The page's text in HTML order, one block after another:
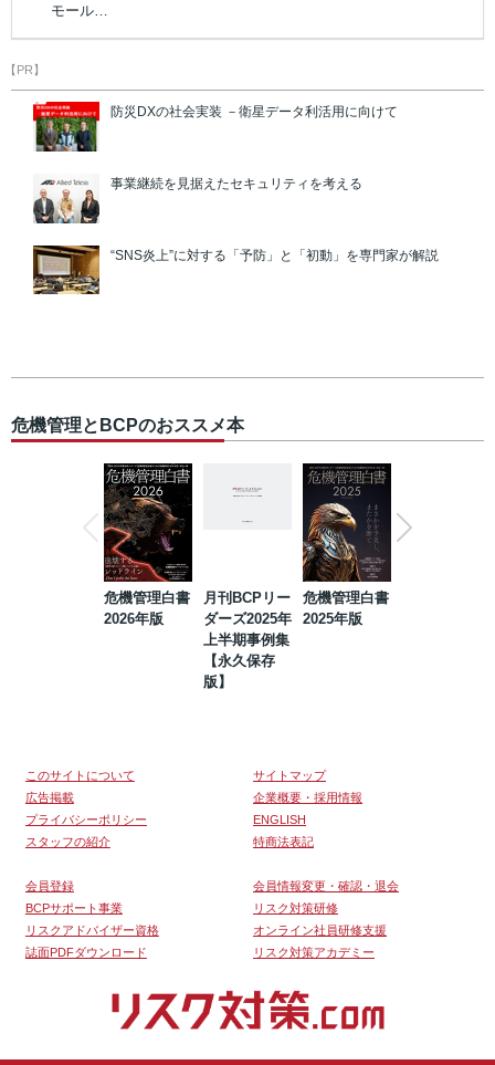
モール…
【PR】
防災DXの社会実装 －衛星データ利活用に向けて
事業継続を見据えたセキュリティを考える
“SNS炎上”に対する「予防」と「初動」を専門家が解説
危機管理とBCPのおススメ本
危機管理白書
2026年版
月刊BCPリー
ダーズ2025年
上半期事例集
【永久保存
版】
危機管理白書
2025年版
このサイトについて
サイトマップ
広告掲載
企業概要・採用情報
プライバシーポリシー
ENGLISH
スタッフの紹介
特商法表記
会員登録
会員情報変更・確認・退会
BCPサポート事業
リスク対策研修
リスクアドバイザー資格
オンライン社員研修支援
誌面PDFダウンロード
リスク対策アカデミー